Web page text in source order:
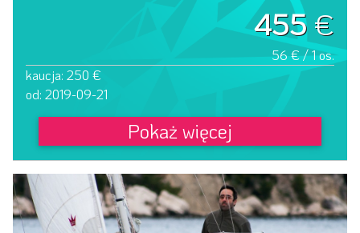
455€
56 € / 1 os.
kaucja: 250 €
od: 2019-09-21
Pokaż więcej